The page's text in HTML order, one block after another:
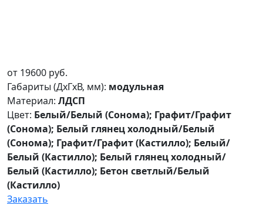
от 19600 руб.
Габариты (ДxГxВ, мм): модульная
Материал: ЛДСП
Цвет: Белый/Белый (Сонома); Графит/Графит
(Сонома); Белый глянец холодный/Белый
(Сонома); Графит/Графит (Кастилло); Белый/
Белый (Кастилло); Белый глянец холодный/
Белый (Кастилло); Бетон светлый/Белый
(Кастилло)
Заказать